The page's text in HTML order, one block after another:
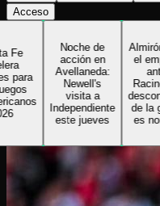
Acceso
Noche de
acción en
Avellaneda:
Newell's
Independiente
este jueves
Almirón tras
el empate
ante
Racing: El
descontento
de la gente
es normal